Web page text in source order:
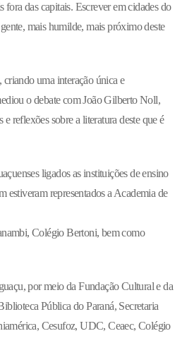
das capitais. Escrever em cidades do
mais humilde, mais próximo deste
criando uma interação única e
o debate com João Gilberto Noll,
reflexões sobre a literatura deste que é
ligados as instituições de ensino
representados a Academia de
Colégio Bertoni, bem como
por meio da Fundação Cultural e da
Pública do Paraná, Secretaria
Cesufoz, UDC, Ceaec, Colégio